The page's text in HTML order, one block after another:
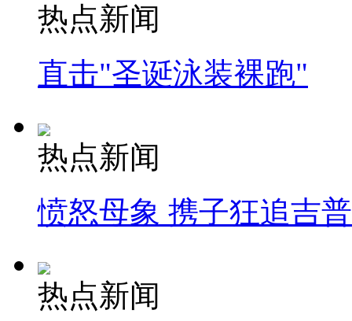
热点新闻
直击"圣诞泳装裸跑"
热点新闻
愤怒母象 携子狂追吉
热点新闻